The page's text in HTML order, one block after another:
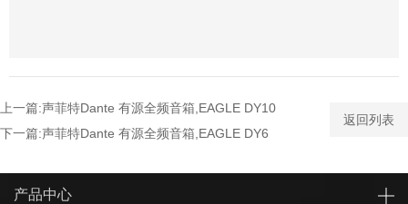
上一篇:声菲特Dante 有源全频音箱,EAGLE DY10
下一篇:声菲特Dante 有源全频音箱,EAGLE DY6
返回列表
产品中心